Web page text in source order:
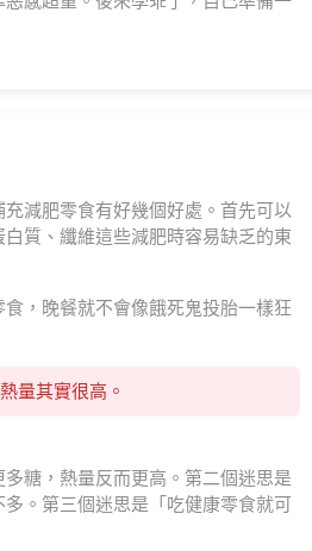
減肥零食有好幾個好處。首先可以
質、纖維這些減肥時容易缺乏的東
，晚餐就不會像餓死鬼投胎一樣狂
量其實很高。
糖，熱量反而更高。第二個迷思是
。第三個迷思是「吃健康零食就可